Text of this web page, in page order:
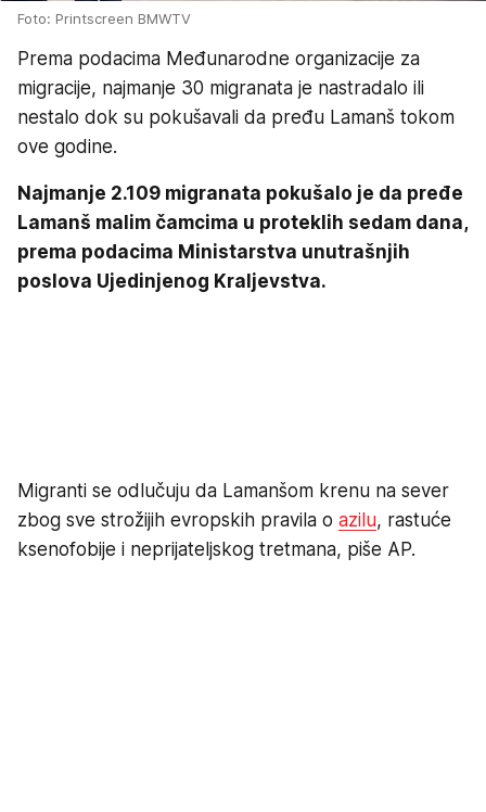
Foto: Printscreen BMWTV
Prema podacima Međunarodne organizacije za
migracije, najmanje 30 migranata je nastradalo ili
nestalo dok su pokušavali da pređu Lamanš tokom
ove godine.
Najmanje 2.109 migranata pokušalo je da pređe
Lamanš malim čamcima u proteklih sedam dana,
prema podacima Ministarstva unutrašnjih
poslova Ujedinjenog Kraljevstva.
Migranti se odlučuju da Lamanšom krenu na sever
zbog sve strožijih evropskih pravila o azilu, rastuće
ksenofobije i neprijateljskog tretmana, piše AP.